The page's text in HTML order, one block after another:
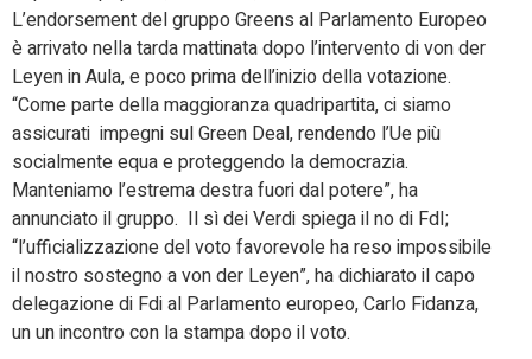
L’endorsement del gruppo Greens al Parlamento Europeo
è arrivato nella tarda mattinata dopo l’intervento di von der
Leyen in Aula, e poco prima dell’inizio della votazione.
“Come parte della maggioranza quadripartita, ci siamo
assicurati impegni sul Green Deal, rendendo l’Ue più
socialmente equa e proteggendo la democrazia.
Manteniamo l’estrema destra fuori dal potere”, ha
annunciato il gruppo. Il sì dei Verdi spiega il no di FdI;
“l’ufficializzazione del voto favorevole ha reso impossibile
il nostro sostegno a von der Leyen”, ha dichiarato il capo
delegazione di Fdi al Parlamento europeo, Carlo Fidanza,
un un incontro con la stampa dopo il voto.